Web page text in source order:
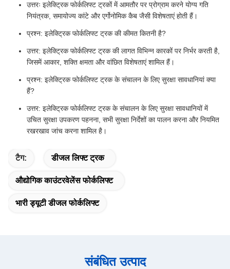
उत्तरः इलेक्ट्रिक फोर्कलिफ्ट ट्रकों में आमतौर पर प्रोग्राम करने योग्य गति
नियंत्रक, समायोज्य कांटे और एर्गोनोमिक कैब जैसी विशेषताएं होती हैं।
प्रश्न: इलेक्ट्रिक फोर्कलिफ्ट ट्रक की कीमत कितनी है?
उत्तर: इलेक्ट्रिक फोर्कलिफ्ट ट्रक की लागत विभिन्न कारकों पर निर्भर करती है,
जिसमें आकार, शक्ति क्षमता और वांछित विशेषताएं शामिल हैं।
प्रश्न: इलेक्ट्रिक फोर्कलिफ्ट ट्रक के संचालन के लिए सुरक्षा सावधानियां क्या
हैं?
उत्तर: इलेक्ट्रिक फोर्कलिफ्ट ट्रक के संचालन के लिए सुरक्षा सावधानियों में
उचित सुरक्षा उपकरण पहनना, सभी सुरक्षा निर्देशों का पालन करना और नियमित
रखरखाव जांच करना शामिल है।
टैग: डीजल लिफ्ट ट्रक
औद्योगिक काउंटरवेलेंस फोर्कलिफ्ट
भारी ड्यूटी डीजल फोर्कलिफ्ट
संबंधित उत्पाद